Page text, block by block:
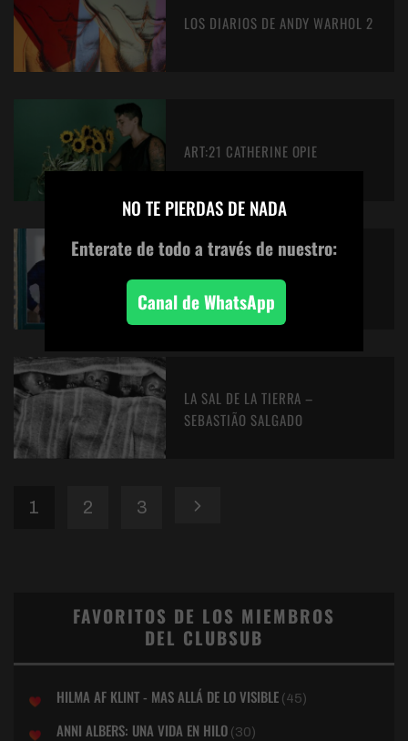
LOS DIARIOS DE ANDY WARHOL 2
ART:21 CATHERINE OPIE
RETRATO
LA SAL DE LA TIERRA –
SEBASTIÃO SALGADO
1 2 3
FAVORITOS DE LOS MIEMBROS
DEL CLUBSUB
HILMA AF KLINT - MAS ALLÁ DE LO VISIBLE (45)
ANNI ALBERS: UNA VIDA EN HILO (30)
NO TE PIERDAS DE NADA
Enterate de todoa través de nuestro:
Canal de WhatsApp